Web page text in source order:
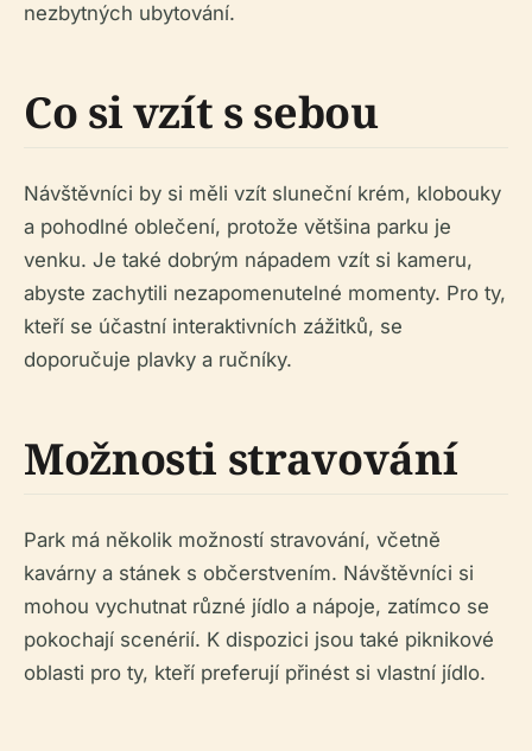
nezbytných ubytování.
Co si vzít s sebou
Návštěvníci by si měli vzít sluneční krém, klobouky
a pohodlné oblečení, protože většina parku je
venku. Je také dobrým nápadem vzít si kameru,
abyste zachytili nezapomenutelné momenty. Pro ty,
kteří se účastní interaktivních zážitků, se
doporučuje plavky a ručníky.
Možnosti stravování
Park má několik možností stravování, včetně
kavárny a stánek s občerstvením. Návštěvníci si
mohou vychutnat různé jídlo a nápoje, zatímco se
pokochají scenérií. K dispozici jsou také piknikové
oblasti pro ty, kteří preferují přinést si vlastní jídlo.